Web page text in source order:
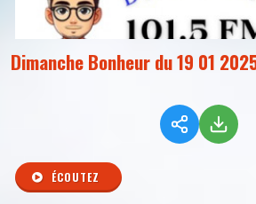
Dimanche Bonheur du 19 01
ÉCOUTEZ